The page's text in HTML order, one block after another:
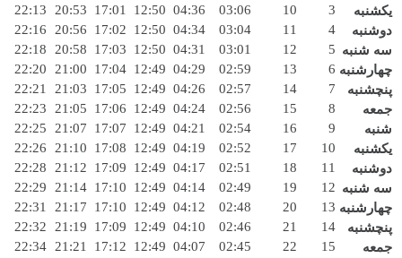
یکشنبه
3
10
03:06
04:36
12:50
17:01
20:53
22:13
دوشنبه
4
11
03:04
04:34
12:50
17:02
20:56
22:16
سه شنبه 5
12
03:01
04:31
12:50
17:03
20:58
22:18
چهارشنبه 6
13
02:59
04:29
12:49
17:04
21:00
22:20
پنچشنبه
7
14
02:57
04:26
12:49
17:05
21:03
22:21
جمعه
8
15
02:56
04:24
12:49
17:06
21:05
22:23
شنبه
9
16
02:54
04:21
12:49
17:07
21:07
22:25
یکشنبه
10
17
02:52
04:19
12:49
17:08
21:10
22:26
دوشنبه
11
18
02:51
04:17
12:49
17:09
21:12
22:28
سه شنبه 12
19
02:49
04:14
12:49
17:10
21:14
22:29
چهارشنبه 13
20
02:48
04:12
12:49
17:10
21:17
22:31
پنچشنبه
14
21
02:46
04:10
12:49
17:09
21:19
22:32
جمعه
15
22
02:45
04:07
12:49
17:12
21:21
22:34